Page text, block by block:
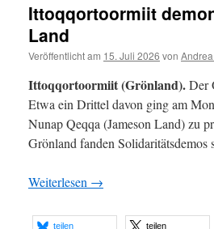
Ittoqqortoormiit
Land
Veröffentlicht am 15. Juli 2026 von
Ittoqqortoormiit (Grönland).Der
Etwa ein Drittel davon ging am
Nunap Qeqqa (Jameson Land) zu
Grönland fanden Solidaritätsdemos
Weiterlesen →
teilen teilen